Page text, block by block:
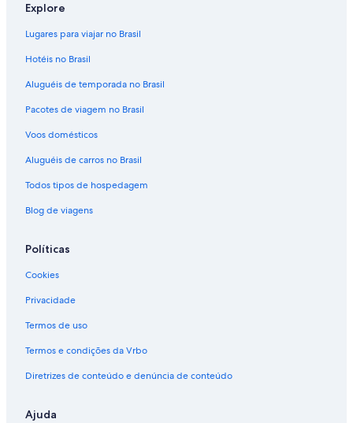
Explore
Lugares para viajar no Brasil
Hotéis no Brasil
Aluguéis de temporada no Brasil
Pacotes de viagem no Brasil
Voos domésticos
Aluguéis de carros no Brasil
Todos tipos de hospedagem
Blog de viagens
Políticas
Cookies
Privacidade
Termos de uso
Termos e condições da Vrbo
Diretrizes de conteúdo e denúncia de conteúdo
Ajuda